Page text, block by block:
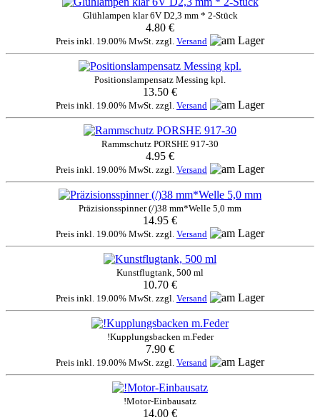
Glühlampen klar 6V D2,3 mm * 2-Stück
4.80 €
Preis inkl. 19.00% MwSt. zzgl. Versand
Positionslampensatz Messing kpl.
13.50 €
Preis inkl. 19.00% MwSt. zzgl. Versand
Rammschutz PORSHE 917-30
4.95 €
Preis inkl. 19.00% MwSt. zzgl. Versand
Präzisionsspinner (/)38 mm*Welle 5,0 mm
14.95 €
Preis inkl. 19.00% MwSt. zzgl. Versand
Kunstflugtank, 500 ml
10.70 €
Preis inkl. 19.00% MwSt. zzgl. Versand
!Kupplungsbacken m.Feder
7.90 €
Preis inkl. 19.00% MwSt. zzgl. Versand
!Motor-Einbausatz
14.00 €